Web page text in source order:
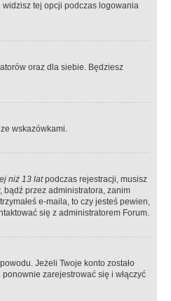
tej opcji podczas logowania
oraz dla siebie. Będziesz
wskazówkami.
niż 13 latpodczas rejestracji, musisz
bądź przez administratora, zanim
e-maila, to czy jesteś pewien,
się z administratorem Forum.
Jeżeli Twoje konto zostało
zarejestrować się i włączyć